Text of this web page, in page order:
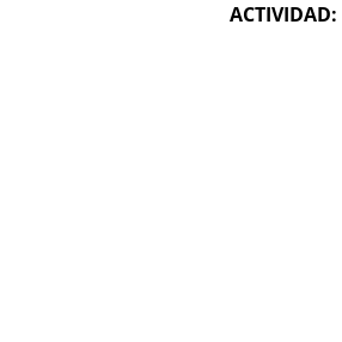
ACTIVIDAD: